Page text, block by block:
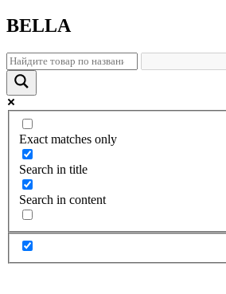
BELLA
Exact matches only
Search in title
Search in content